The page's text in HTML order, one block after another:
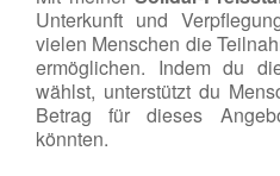
Unterkunft und
vielen Menschen die
ermöglichen. Indem du
wählst, unterstützt du
Betrag für dieses
könnten.